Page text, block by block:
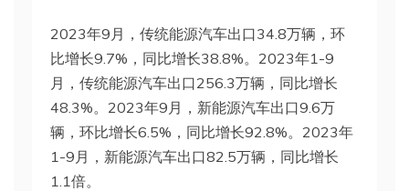
2023年9月，传统能源汽车出口34.8万辆，环
比增长9.7%，同比增长38.8%。2023年1-9
月，传统能源汽车出口256.3万辆，同比增长
48.3%。2023年9月，新能源汽车出口9.6万
辆，环比增长6.5%，同比增长92.8%。2023年
1-9月，新能源汽车出口82.5万辆，同比增长
1.1倍。